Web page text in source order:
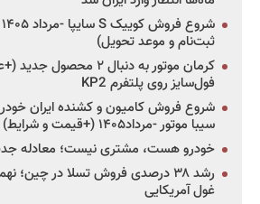
ثبت‌نام و موعد تحویل)
فول‌سایز روی پلتفرم KP2
شروع فروش کامیون و کشنده ایران
سیبا موتور -مرداد۱۴۰۵ (+قیمت و شرایط)
خودرو هست، مشتری نیست؛ معادله جدید
رشد ۳۸ درصدی فروش تسلا در چین؛
غول آمریکایی